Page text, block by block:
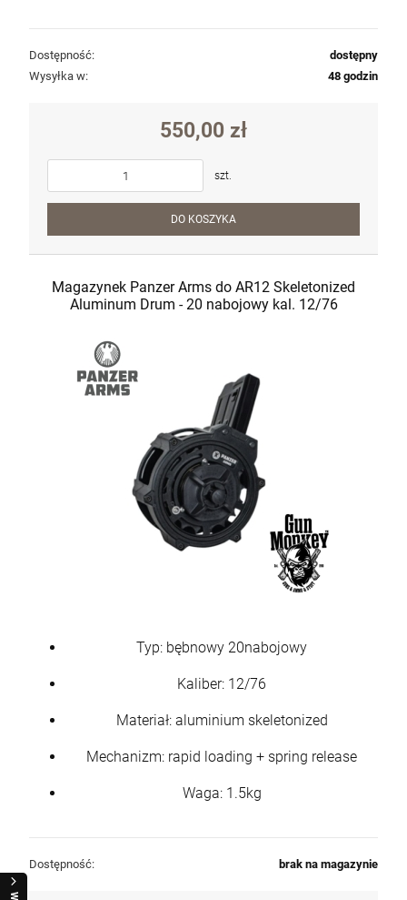
Dostępność:
dostępny
Wysyłka w:
48 godzin
550,00 zł
szt.
DO KOSZYKA
Magazynek Panzer Arms do AR12 Skeletonized
Aluminum Drum - 20 nabojowy kal. 12/76
Typ: bębnowy 20nabojowy
Kaliber: 12/76
Materiał: aluminium skeletonized
Mechanizm: rapid loading + spring release
Waga: 1.5kg
Dostępność: brak na magazynie